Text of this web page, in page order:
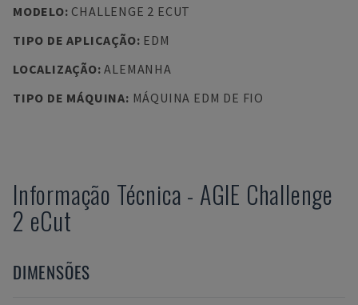
MODELO: CHALLENGE 2 ECUT
TIPO DE APLICAÇÃO: EDM
LOCALIZAÇÃO:ALEMANHA
TIPO DE MÁQUINA: MÁQUINA EDM DE FIO
Informação Técnica - AGIE Challenge
2 eCut
DIMENSÕES